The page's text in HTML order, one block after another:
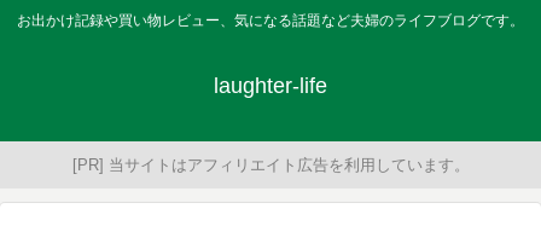
お出かけ記録や買い物レビュー、気になる話題など夫婦のライフブログです。
laughter-life
[PR] 当サイトはアフィリエイト広告を利用しています。